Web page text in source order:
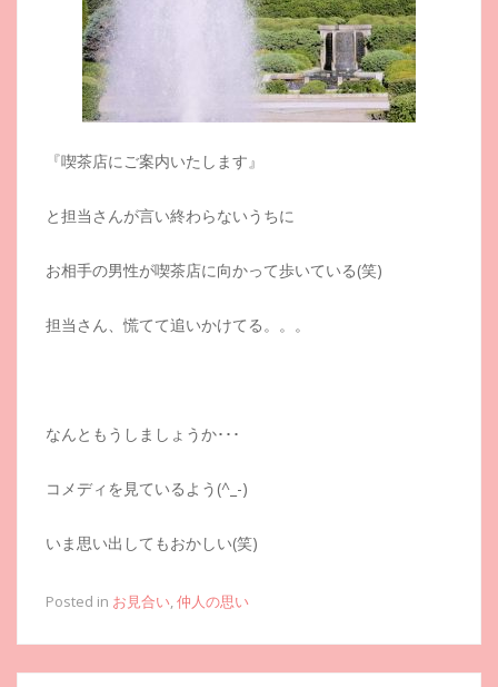
『喫茶店にご案内いたします』
と担当さんが言い終わらないうちに
お相手の男性が喫茶店に向かって歩いている(笑)
担当さん、慌てて追いかけてる。。。
なんともうしましょうか･･･
コメディを見ているよう(^_-)
いま思い出してもおかしい(笑)
Posted in お見合い 仲人の思い